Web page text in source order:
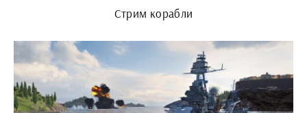
Стрим корабли